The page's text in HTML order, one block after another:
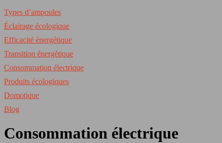
Types d’ampoules
Éclairage écologique
Efficacité énergétique
Transition énergétique
Consommation électrique
Produits écologiques
Domotique
Blog
Consommation électrique